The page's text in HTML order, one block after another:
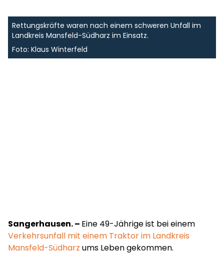
Rettungskräfte waren nach einem schweren Unfall im
Landkreis Mansfeld-Südharz im Einsatz.
Foto: Klaus Winterfeld
Sangerhausen. – Eine 49-Jährige ist bei einem
Verkehrsunfall mit einem Traktor im Landkreis
Mansfeld-Südharz ums Leben gekommen.